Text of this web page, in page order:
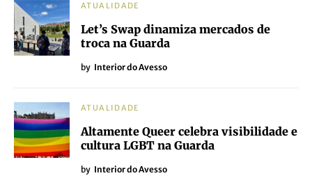
ATUALIDADE
Let’s Swap dinamiza mercados de
troca na Guarda
by Interior do Avesso
ATUALIDADE
Altamente Queer celebra visibilidade e
cultura LGBT na Guarda
by Interior do Avesso